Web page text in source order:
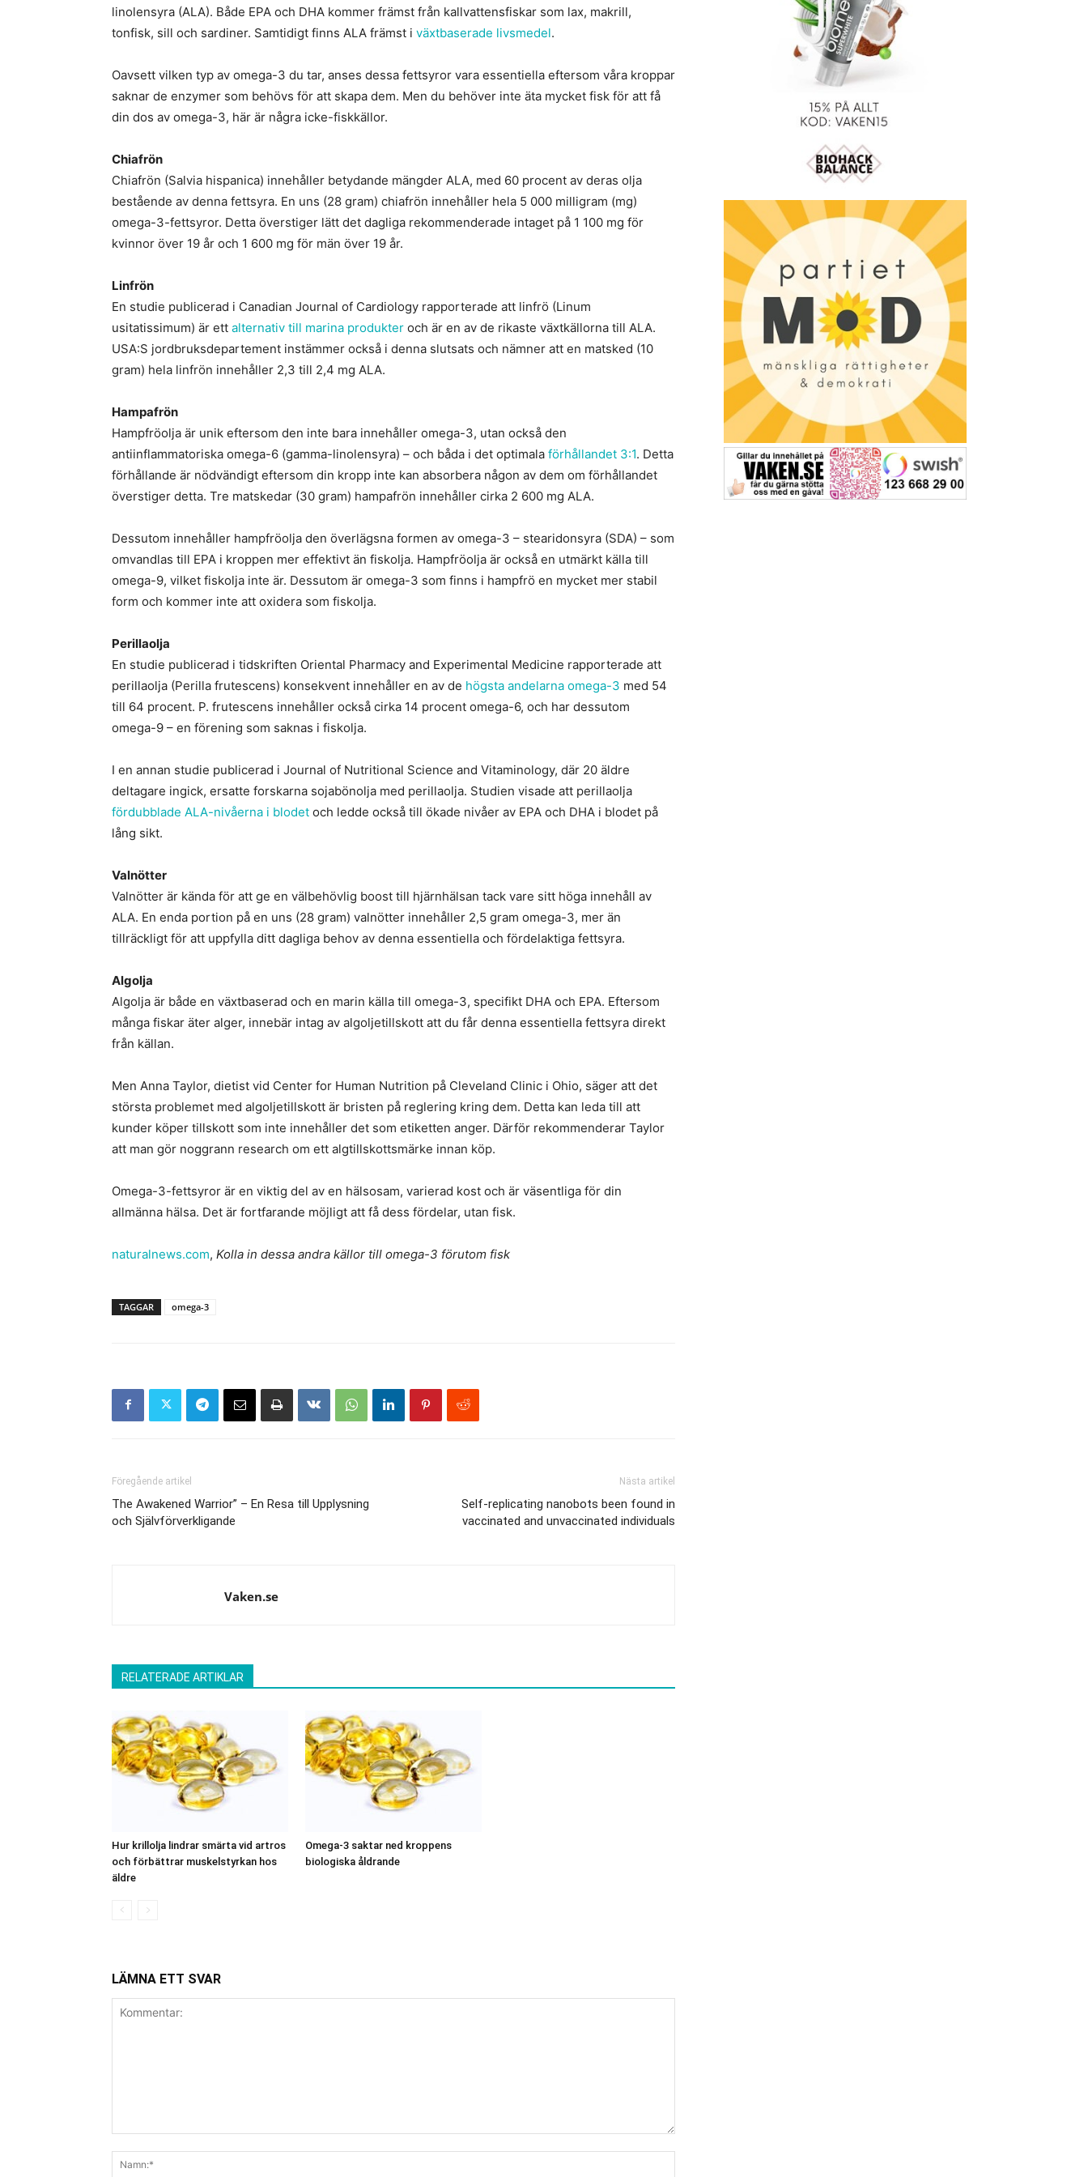
linolensyra (ALA). Både EPA och DHA kommer främst från kallvattensfiskar som lax, makrill,
tonfisk, sill och sardiner. Samtidigt finns ALA främst i växtbaserade livsmedel.
Oavsett vilken typ av omega-3 du tar, anses dessa fettsyror vara essentiella eftersom våra kroppar
saknar de enzymer som behövs för att skapa dem. Men du behöver inte äta mycket fisk för att få
din dos av omega-3, här är några icke-fiskkällor.
Chiafrön
Chiafrön (Salvia hispanica) innehåller betydande mängder ALA, med 60 procent av deras olja
bestående av denna fettsyra. En uns (28 gram) chiafrön innehåller hela 5 000 milligram (mg)
omega-3-fettsyror. Detta överstiger lätt det dagliga rekommenderade intaget på 1 100 mg för
kvinnor över 19 år och 1 600 mg för män över 19 år.
Linfrön
En studie publicerad i Canadian Journal of Cardiology rapporterade att linfrö (Linum
usitatissimum) är ett alternativ till marina produkter och är en av de rikaste växtkällorna till ALA.
USA:S jordbruksdepartement instämmer också i denna slutsats och nämner att en matsked (10
gram) hela linfrön innehåller 2,3 till 2,4 mg ALA.
Hampafrön
Hampfröolja är unik eftersom den inte bara innehåller omega-3, utan också den
antiinflammatoriska omega-6 (gamma-linolensyra) – och båda i det optimala förhållandet 3:1. Detta
förhållande är nödvändigt eftersom din kropp inte kan absorbera någon av dem om förhållandet
överstiger detta. Tre matskedar (30 gram) hampafrön innehåller cirka 2 600 mg ALA.
Dessutom innehåller hampfröolja den överlägsna formen av omega-3 – stearidonsyra (SDA) – som
omvandlas till EPA i kroppen mer effektivt än fiskolja. Hampfröolja är också en utmärkt källa till
omega-9, vilket fiskolja inte är. Dessutom är omega-3 som finns i hampfrö en mycket mer stabil
form och kommer inte att oxidera som fiskolja.
Perillaolja
En studie publicerad i tidskriften Oriental Pharmacy and Experimental Medicine rapporterade att
perillaolja (Perilla frutescens) konsekvent innehåller en av de högsta andelarna omega-3 med 54
till 64 procent. P. frutescens innehåller också cirka 14 procent omega-6, och har dessutom
omega-9 – en förening som saknas i fiskolja.
I en annan studie publicerad i Journal of Nutritional Science and Vitaminology, där 20 äldre
deltagare ingick, ersatte forskarna sojabönolja med perillaolja. Studien visade att perillaolja
fördubblade ALA-nivåerna i blodet och ledde också till ökade nivåer av EPA och DHA i blodet på
lång sikt.
Valnötter
Valnötter är kända för att ge en välbehövlig boost till hjärnhälsan tack vare sitt höga innehåll av
ALA. En enda portion på en uns (28 gram) valnötter innehåller 2,5 gram omega-3, mer än
tillräckligt för att uppfylla ditt dagliga behov av denna essentiella och fördelaktiga fettsyra.
Algolja
Algolja är både en växtbaserad och en marin källa till omega-3, specifikt DHA och EPA. Eftersom
många fiskar äter alger, innebär intag av algoljetillskott att du får denna essentiella fettsyra direkt
från källan.
Men Anna Taylor, dietist vid Center for Human Nutrition på Cleveland Clinic i Ohio, säger att det
största problemet med algoljetillskott är bristen på reglering kring dem. Detta kan leda till att
kunder köper tillskott som inte innehåller det som etiketten anger. Därför rekommenderar Taylor
att man gör noggrann research om ett algtillskottsmärke innan köp.
Omega-3-fettsyror är en viktig del av en hälsosam, varierad kost och är väsentliga för din
allmänna hälsa. Det är fortfarande möjligt att få dess fördelar, utan fisk.
naturalnews.com, Kolla in dessa andra källor till omega-3 förutom fisk
TAGGAR omega-3
Föregående artikel
The Awakened Warrior” – En Resa till Upplysning
och Självförverkligande
Nästa artikel
Self-replicating nanobots been found in
vaccinated and unvaccinated individuals
Vaken.se
RELATERADE ARTIKLAR
Hur krillolja lindrar smärta vid artros
och förbättrar muskelstyrkan hos
äldre
Omega-3 saktar ned kroppens
biologiska åldrande
LÄMNA ETT SVAR